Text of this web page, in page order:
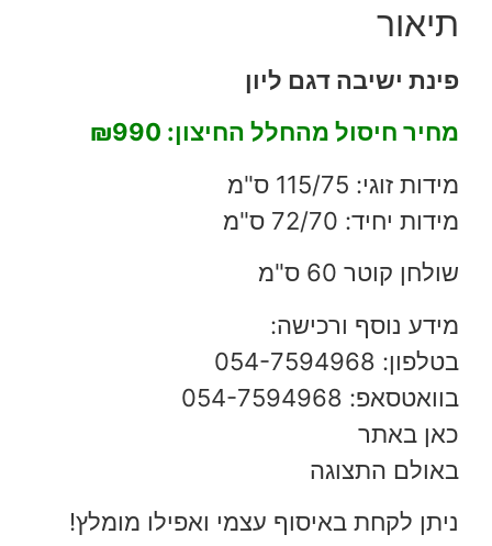
תיאור
פינת ישיבה דגם ליון
מחיר חיסול מהחלל החיצון: ₪990
מידות זוגי: 115/75 ס"מ
מידות יחיד: 72/70 ס"מ
שולחן קוטר 60 ס"מ
מידע נוסף ורכישה:
בטלפון: 054-7594968
בוואטסאפ: 054-7594968
כאן באתר
באולם התצוגה
ניתן לקחת באיסוף עצמי ואפילו מומלץ!